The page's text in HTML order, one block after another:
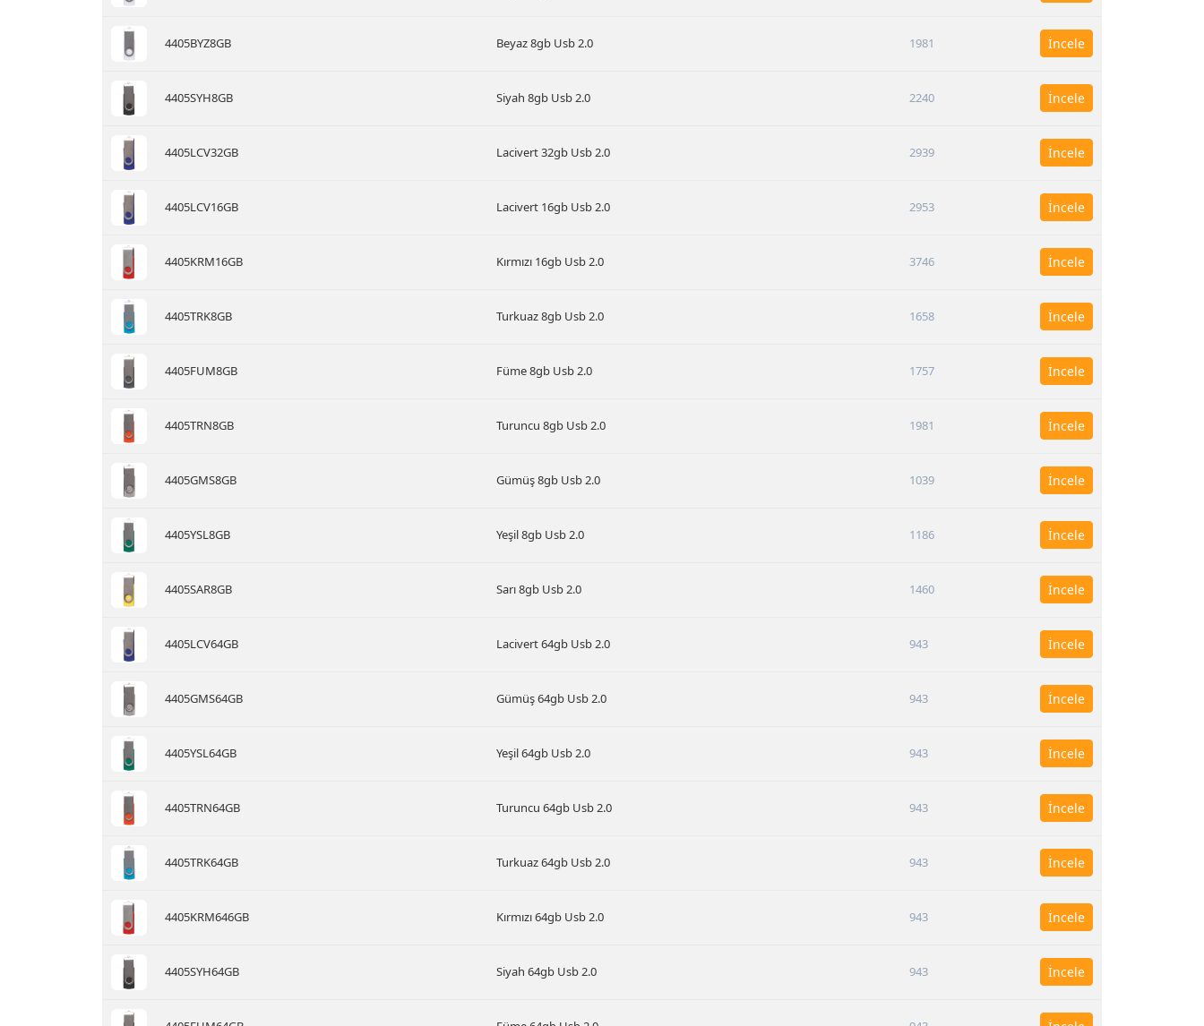
4405BYZ8GB Beyaz 8gb Usb 2.0 1981 İncele
4405SYH8GB Siyah 8gb Usb 2.0 2240 İncele
4405LCV32GB Lacivert 32gb Usb 2.0 2939 İncele
4405LCV16GB Lacivert 16gb Usb 2.0 2953 İncele
4405KRM16GB Kırmızı 16gb Usb 2.0 3746 İncele
4405TRK8GB Turkuaz 8gb Usb 2.0 1658 İncele
4405FUM8GB Füme 8gb Usb 2.0 1757 İncele
4405TRN8GB Turuncu 8gb Usb 2.0 1981 İncele
4405GMS8GB Gümüş 8gb Usb 2.0 1039 İncele
4405YSL8GB Yeşil 8gb Usb 2.0 1186 İncele
4405SAR8GB Sarı 8gb Usb 2.0 1460 İncele
4405LCV64GB Lacivert 64gb Usb 2.0 943 İncele
4405GMS64GB Gümüş 64gb Usb 2.0 943 İncele
4405YSL64GB Yeşil 64gb Usb 2.0 943 İncele
4405TRN64GB Turuncu 64gb Usb 2.0 943 İncele
4405TRK64GB Turkuaz 64gb Usb 2.0 943 İncele
4405KRM646GB Kırmızı 64gb Usb 2.0 943 İncele
4405SYH64GB Siyah 64gb Usb 2.0 943 İncele